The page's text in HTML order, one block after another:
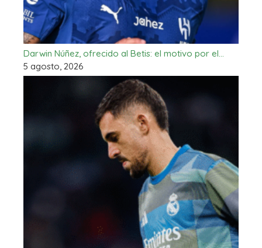
Darwin Núñez, ofrecido al Betis: el motivo por el…
5 agosto, 2026